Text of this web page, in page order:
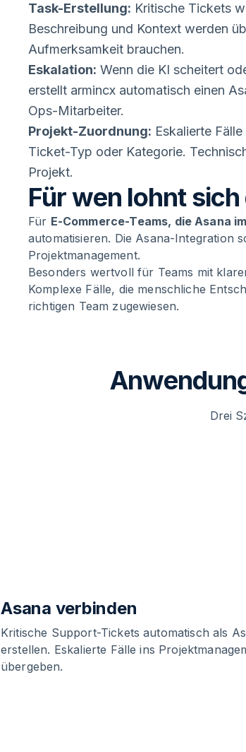
Task-Erstellung: Kritische Tickets
Beschreibung und Kontext werden
Aufmerksamkeit brauchen.
Eskalation: Wenn die KI scheitert
erstellt armincx automatisch einen
Ops-Mitarbeiter.
Projekt-Zuordnung: Eskalierte
Ticket-Typ oder Kategorie.
Projekt.
Für wen lohnt sich
Für E-Commerce-Teams, die Asana
automatisieren. Die Asana-Integration
Projektmanagement.
Besonders wertvoll für Teams mit
Komplexe Fälle, die menschliche
richtigen Team zugewiesen.
Drei
Asana verbinden
Kritische Support-Tickets automatisch als
erstellen. Eskalierte Fälle ins
übergeben.